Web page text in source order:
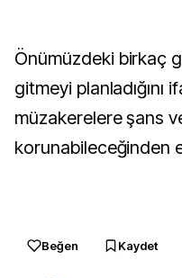
Önümüzdeki birkaç
gitmeyi
müzakerelere şans
korunabileceğinden
Beğen Kaydet